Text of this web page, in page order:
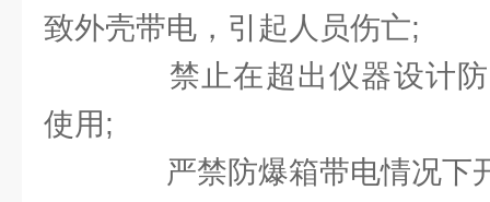
致外壳带电，引起人员伤亡;
禁止在超出仪器设计防
使用;
严禁防爆箱带电情况下